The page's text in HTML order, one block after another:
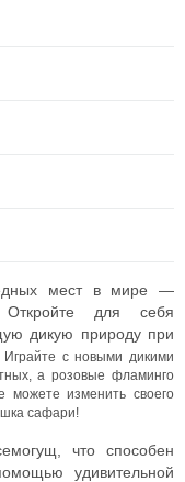
мест в мире —
Откройте для себя
дикую природу при
Играйте с новыми дикими
а розовые фламинго
изменить своего
сафари!
что способен
удивительной